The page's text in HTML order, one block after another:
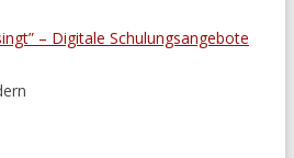
– Digitale Schulungsangebote